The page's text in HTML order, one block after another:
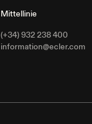
Mittellinie
(+34) 932 238 400
information@ecler.com